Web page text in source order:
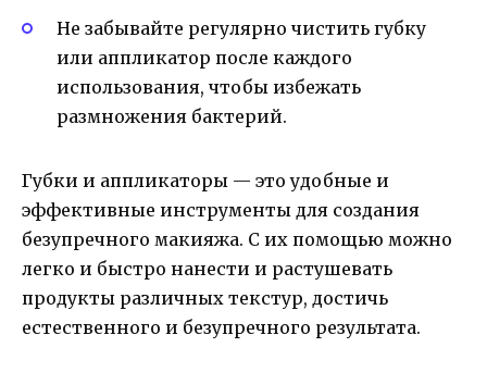
Не забывайте регулярно чистить губку
или аппликатор после каждого
использования, чтобы избежать
размножения бактерий.
Губки и аппликаторы — это удобные и
эффективные инструменты для создания
безупречного макияжа. С их помощью можно
легко и быстро нанести и растушевать
продукты различных текстур, достичь
естественного и безупречного результата.